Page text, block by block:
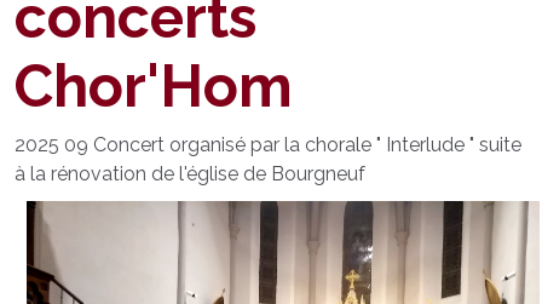
concerts
Chor'Hom
2025 09 Concert organisé par la chorale " Interlude " suite
à la rénovation de l'église de Bourgneuf